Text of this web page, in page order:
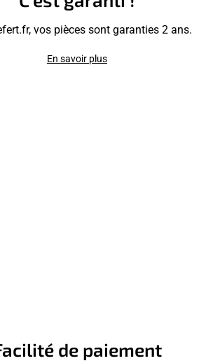
vos pièces sont garanties 2 ans.
En savoir plus
de paiement